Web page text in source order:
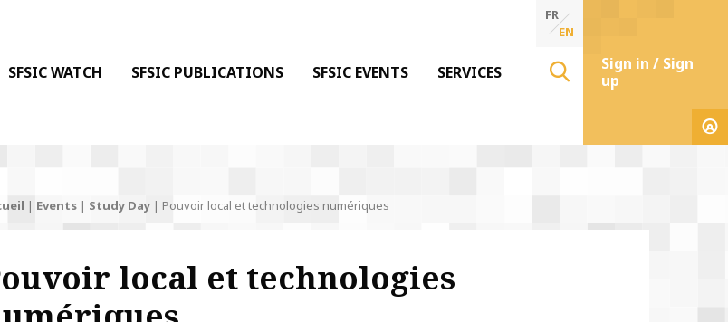
& de la Communication
SFSIC WATCH SFSIC PUBLICATIONS SFSIC EVENTS SERVICES
FR
EN
Sign in / Sign
up
| Events| Study Day| Pouvoir local et technologies numériques
local et technologies